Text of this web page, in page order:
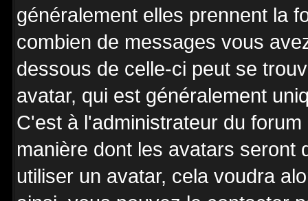
généralement elles prennent la
combien de messages vous
dessous de celle-ci peut se
avatar, qui est généralement
C'est à l'administrateur du
manière dont les avatars seront
utiliser un avatar, cela voudra